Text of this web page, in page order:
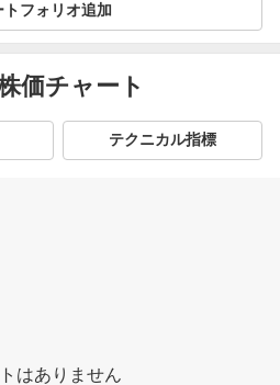
トフォリオ追加
価チャート
テクニカル指標
はありません